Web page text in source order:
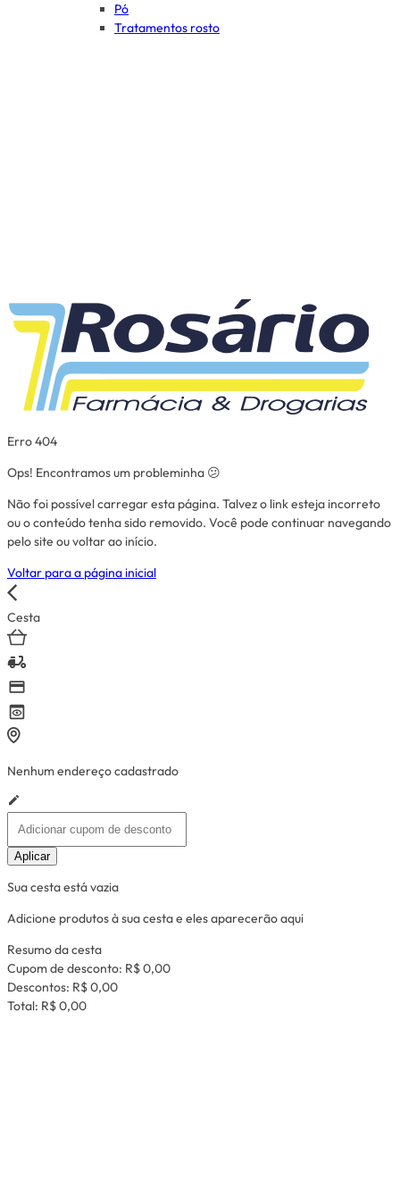
Pó
Tratamentos rosto
Erro 404
Ops! Encontramos um probleminha 😕
Não foi possível carregar esta página. Talvez o link esteja incorreto
ou o conteúdo tenha sido removido. Você pode continuar navegando
pelo site ou voltar ao início.
Voltar para a página inicial
Cesta
Nenhum endereço cadastrado
Aplicar
Sua cesta está vazia
Adicione produtos à sua cesta e eles aparecerão aqui
Resumo da cesta
Cupom de desconto: R$ 0,00
Descontos: R$ 0,00
Total: R$ 0,00